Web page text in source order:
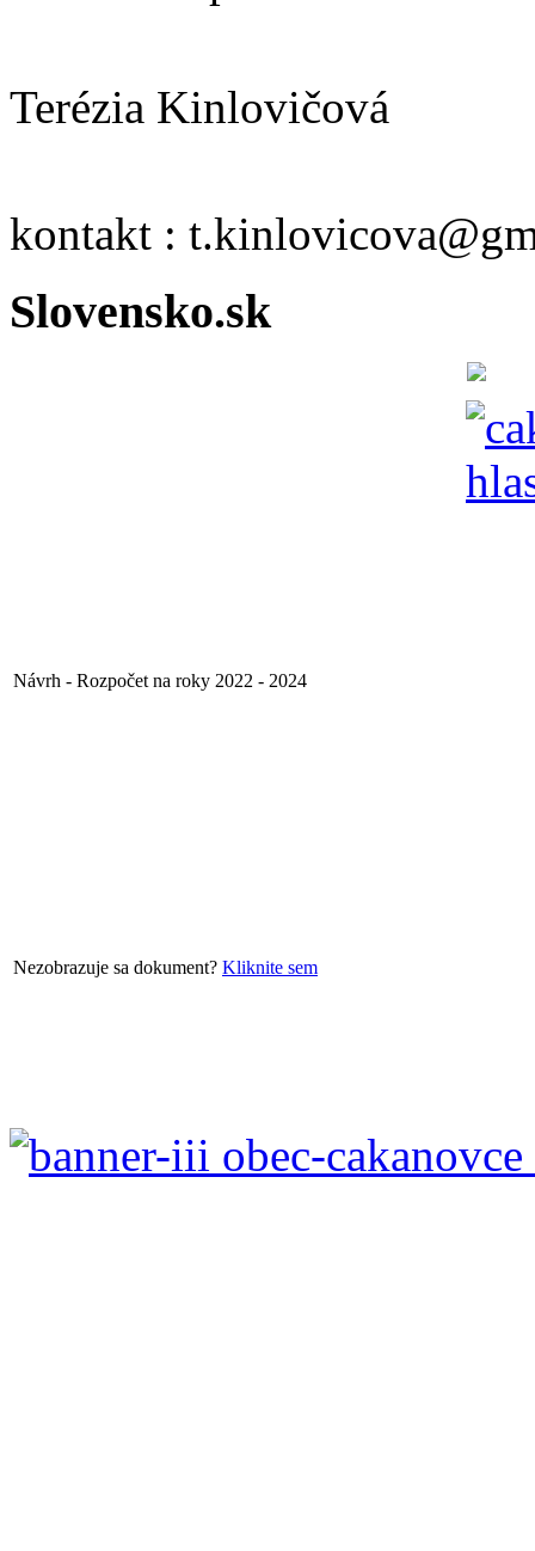
Terézia Kinlovičová
kontakt :
Slovensko.sk
Návrh - Rozpočet na roky 2022 - 2024
Nezobrazuje sa dokument? Kliknite sem